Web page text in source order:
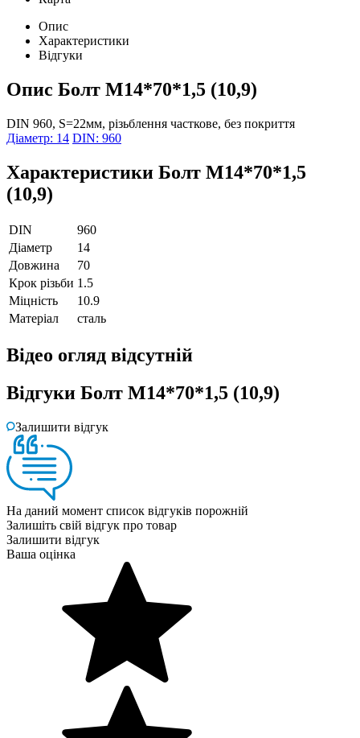
Опис
Характеристики
Відгуки
Опис Болт М14*70*1,5 (10,9)
DIN 960, S=22мм, різьблення часткове, без покриття
Діаметр: 14 DIN: 960
Характеристики Болт М14*70*1,5
(10,9)
DIN
960
Діаметр
14
Довжина
70
Крок різьби 1.5
Міцність
10.9
Матеріал
сталь
Відео огляд відсутній
Відгуки Болт М14*70*1,5 (10,9)
Залишити відгук
На даний момент список відгуків порожній
Залишіть свій відгук про товар
Залишити відгук
Ваша оцінка